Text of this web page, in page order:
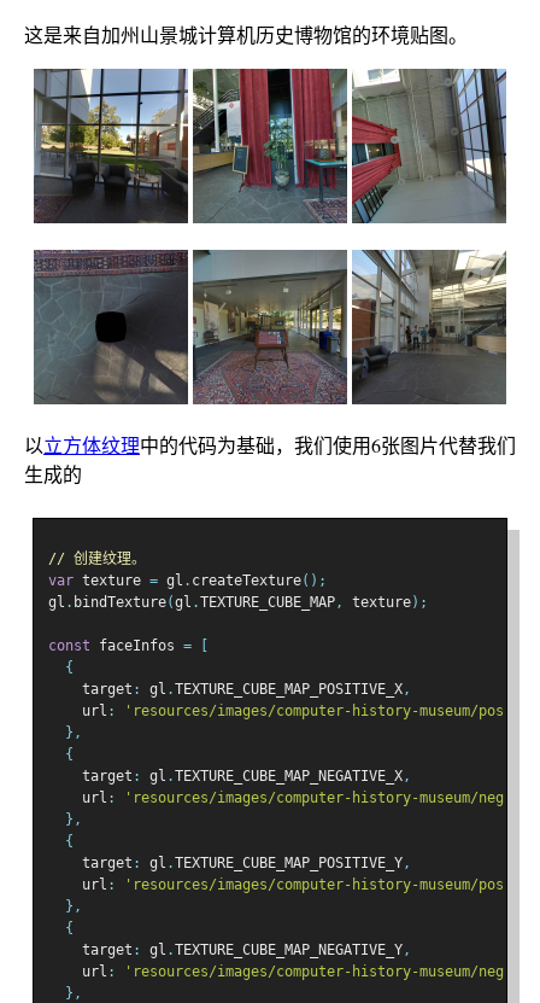
这是来自加州山景城计算机历史博物馆的环境贴图。
以立方体纹理中的代码为基础，我们使用6张图片代替我们
生成的
// 创建纹理。
var texture = gl . createTexture();
gl . bindTexture(gl .TEXTURE_CUBE_MAP, texture);
const faceInfos =
{
    target
: gl .TEXTURE_CUBE_MAP_POSITIVE_X,
    url
:
'resources/images/computer-history-museum/pos-
},
{
    target
: gl .TEXTURE_CUBE_MAP_NEGATIVE_X,
    url
:
'resources/images/computer-history-museum/neg-
},
{
    target
: gl .TEXTURE_CUBE_MAP_POSITIVE_Y,
    url
:
'resources/images/computer-history-museum/pos-
},
{
    target
: gl .TEXTURE_CUBE_MAP_NEGATIVE_Y,
    url
:
'resources/images/computer-history-museum/neg-
},